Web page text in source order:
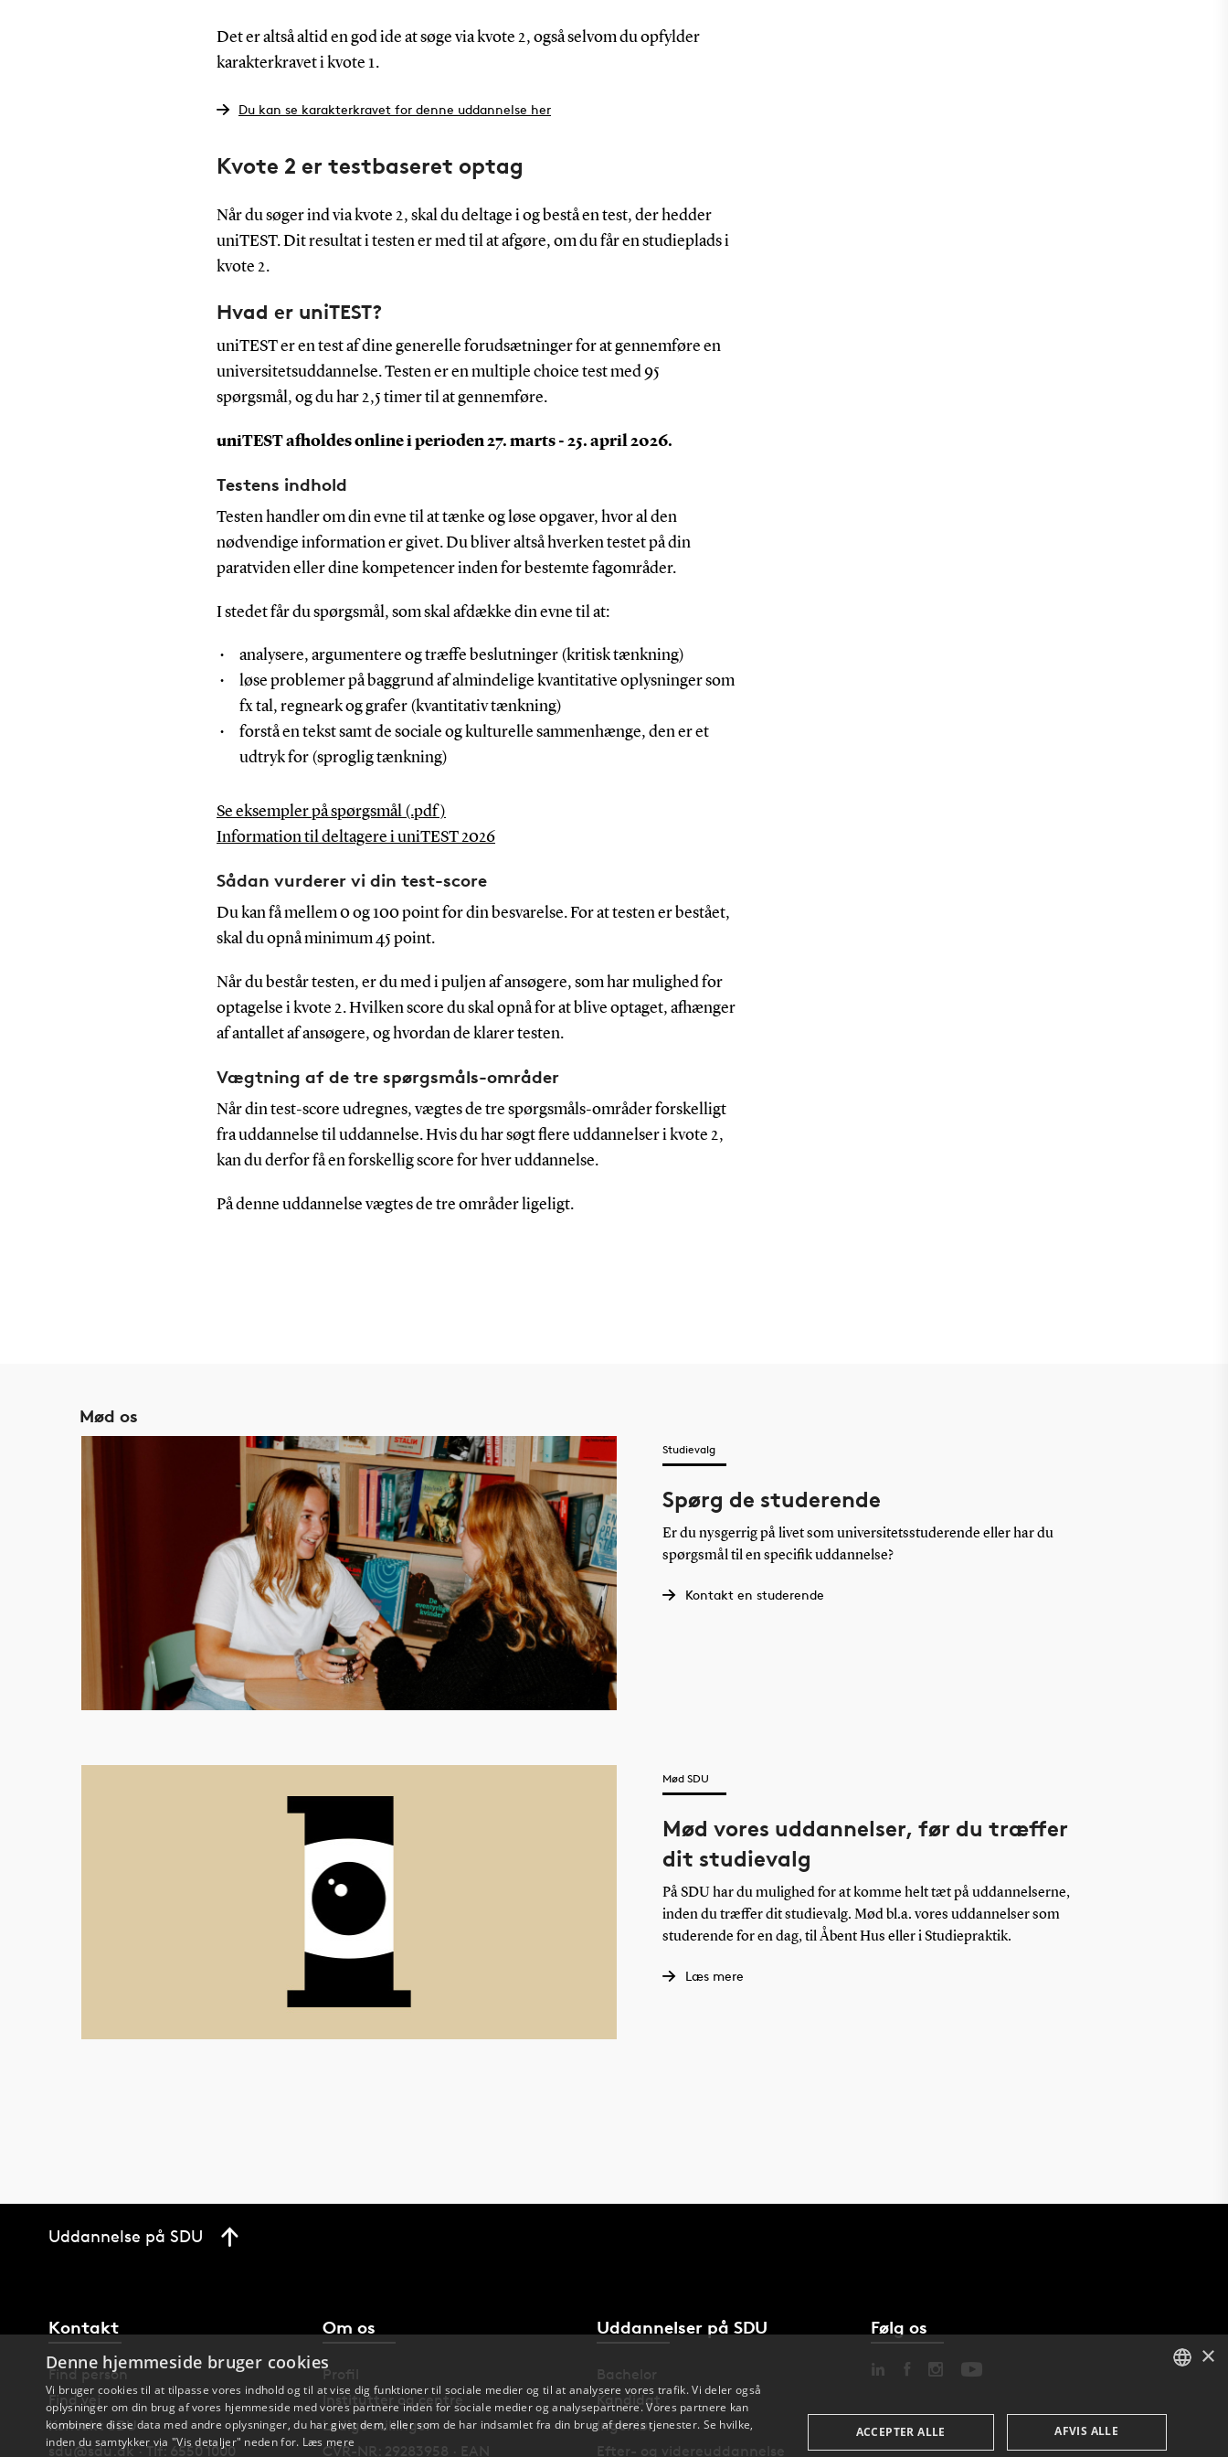
Det er altså altid en god ide at søge via kvote 2, også selvom du opfylder
karakterkravet i kvote 1.
Du kan se karakterkravet for denne uddannelse her
Kvote 2 er testbaseret optag
Når du søger ind via kvote 2, skal du deltage i og bestå en test, der hedder
uniTEST. Dit resultat i testen er med til at afgøre, om du får en studieplads i
kvote 2.
Hvad er uniTEST?
uniTEST er en test af dine generelle forudsætninger for at gennemføre en
universitetsuddannelse. Testen er en multiple choice test med 95
spørgsmål, og du har 2,5 timer til at gennemføre.
uniTEST afholdes online i perioden 27. marts - 25. april 2026.
Testens indhold
Testen handler om din evne til at tænke og løse opgaver, hvor al den
nødvendige information er givet. Du bliver altså hverken testet på din
paratviden eller dine kompetencer inden for bestemte fagområder.
I stedet får du spørgsmål, som skal afdække din evne til at:
analysere, argumentere og træffe beslutninger (kritisk tænkning)
løse problemer på baggrund af almindelige kvantitative oplysninger som
fx tal, regneark og grafer (kvantitativ tænkning)
forstå en tekst samt de sociale og kulturelle sammenhænge, den er et
udtryk for (sproglig tænkning)
Se eksempler på spørgsmål (.pdf)
Information til deltagere i uniTEST 2026
Sådan vurderer vi din test-score
Du kan få mellem 0 og 100 point for din besvarelse. For at testen er bestået,
skal du opnå minimum 45 point.
Når du består testen, er du med i puljen af ansøgere, som har mulighed for
optagelse i kvote 2. Hvilken score du skal opnå for at blive optaget, afhænger
af antallet af ansøgere, og hvordan de klarer testen.
Vægtning af de tre spørgsmåls-områder
Når din test-score udregnes, vægtes de tre spørgsmåls-områder forskelligt
fra uddannelse til uddannelse. Hvis du har søgt flere uddannelser i kvote 2,
kan du derfor få en forskellig score for hver uddannelse.
På denne uddannelse vægtes de tre områder ligeligt.
Mød os
Studievalg
Spørg de studerende
Er du nysgerrig på livet som universitetsstuderende eller har du
spørgsmål til en specifik uddannelse?
Kontakt en studerende
Mød SDU
Mød vores uddannelser, før du træffer
dit studievalg
På SDU har du mulighed for at komme helt tæt på uddannelserne,
inden du træffer dit studievalg. Mød bl.a. vores uddannelser som
studerende for en dag, til Åbent Hus eller i Studiepraktik.
Læs mere
Uddannelse på SDU
Kontakt
Find person
Find vej
Kontakt SDU
sdu@sdu.dk · Tlf: 6550 1000
Om os
Profil
Institutter og centre
Ledige stillinger
CVR-NR: 29283958 · EAN
Uddannelser på SDU
Bachelor
Kandidat
Ingeniør
Efter- og videreuddannelse
Følg os
ENGLISH
×
Denne hjemmeside bruger cookies
Vi bruger cookies til at tilpasse vores indhold og til at vise dig funktioner til sociale medier og til at analysere vores trafik. Vi deler også
oplysninger om din brug af vores hjemmeside med vores partnere inden for sociale medier og analysepartnere. Vores partnere kan
kombinere disse data med andre oplysninger, du har givet dem, eller som de har indsamlet fra din brug af deres tjenester. Se hvilke,
inden du samtykker via "Vis detaljer" neden for. Læs mere
ACCEPTER ALLE AFVIS ALLE